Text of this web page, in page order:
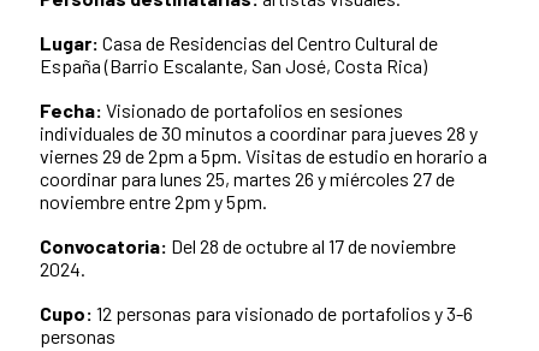
Lugar: Casa de Residencias del Centro Cultural de
España (Barrio Escalante, San José, Costa Rica)
Fecha: Visionado de portafolios en sesiones
individuales de 30 minutos a coordinar para jueves 28 y
viernes 29 de 2pm a 5pm. Visitas de estudio en horario a
coordinar para lunes 25, martes 26 y miércoles 27 de
noviembre entre 2pm y 5pm.
Convocatoria: Del 28 de octubre al 17 de noviembre
2024.
Cupo: 12 personas para visionado de portafolios y 3-6
personas